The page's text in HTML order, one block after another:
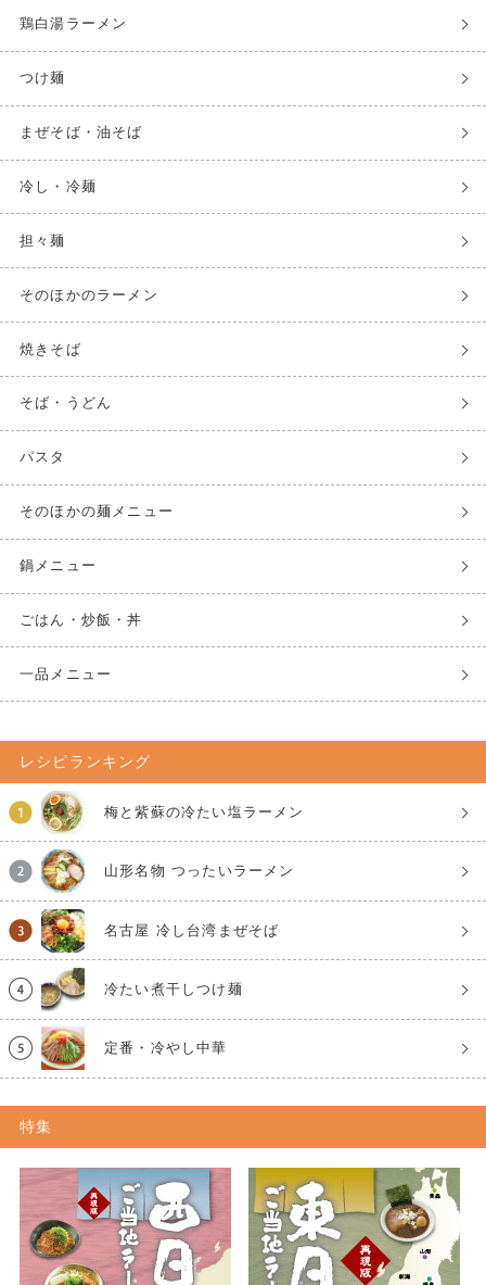
鶏白湯ラーメン
つけ麺
まぜそば・油そば
冷し・冷麺
担々麺
そのほかのラーメン
焼きそば
そば・うどん
パスタ
そのほかの麺メニュー
鍋メニュー
ごはん・炒飯・丼
一品メニュー
レシピランキング
梅と紫蘇の冷たい塩ラーメン
山形名物 つったいラーメン
名古屋 冷し台湾まぜそば
冷たい煮干しつけ麺
定番・冷やし中華
特集